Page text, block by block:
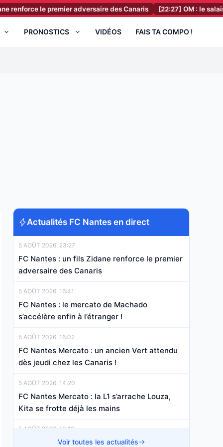
le premier adversaire des Canaris [22:27] OM : le salaire XXL de
PRONOSTICS VIDÉOS FAIS TA COMPO !
Actualités FC Nantes en direct
5 AOÛT 2026, 23:27
FC Nantes : un fils Zidane renforce le premier
adversaire des Canaris
5 AOÛT 2026, 16:41
FC Nantes : le mercato de Machado
s’accélère enfin à l’étranger !
5 AOÛT 2026, 16:02
FC Nantes Mercato : un ancien Vert attendu
dès jeudi chez les Canaris !
5 AOÛT 2026, 14:20
FC Nantes Mercato : la L1 s’arrache Louza,
Kita se frotte déjà les mains
5 AOÛT 2026, 13:10
FC Nantes Mercato : le retour de Sow pousse
Voir toutes les actualités